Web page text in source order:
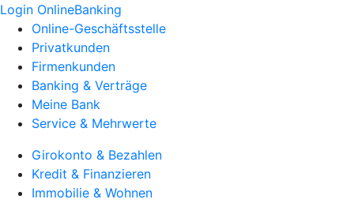
Login OnlineBanking
Online-Geschäftsstelle
Privatkunden
Firmenkunden
Banking & Verträge
Meine Bank
Service & Mehrwerte
Girokonto & Bezahlen
Kredit & Finanzieren
Immobilie & Wohnen